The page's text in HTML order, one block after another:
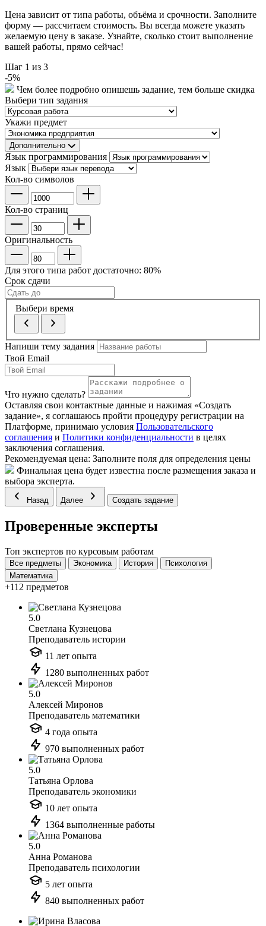
Цена зависит от типа работы, объёма и срочности. Заполните
форму — рассчитаем стоимость. Вы всегда можете указать
желаемую цену в заказе. Узнайте, сколько стоит выполнение
вашей работы, прямо сейчас!
Шаг 1 из 3
-5%
Чем более подробно опишешь задание, тем больше скидка
Выбери тип задания
Укажи предмет
Дополнительно
Язык программирования
Язык
Кол-во символов
Кол-во страниц
Оригинальность
Для этого типа работ достаточно: 80%
Срок сдачи
Выбери время
Напиши тему задания
Твой Email
Что нужно сделать?
Оставляя свои контактные данные и нажимая «Создать
задание», я соглашаюсь пройти процедуру регистрации на
Платформе, принимаю условия Пользовательского
соглашения и Политики конфиденциальности в целях
заключения соглашения.
Рекомендуемая цена: Заполните поля для определения цены
Финальная цена будет известна после размещения заказа и
выбора эксперта.
Назад Далее Создать задание
Проверенные эксперты
Топ экспертов по курсовым работам
Все предметы Экономика История
Психология
Математика
+112 предметов
5.0
Светлана Кузнецова
Преподаватель истории
11 лет опыта
1280 выполненных работ
5.0
Алексей Миронов
Преподаватель математики
4 года опыта
970 выполненных работ
5.0
Татьяна Орлова
Преподаватель экономики
10 лет опыта
1364 выполненные работы
5.0
Анна Романова
Преподаватель психологии
5 лет опыта
840 выполненных работ